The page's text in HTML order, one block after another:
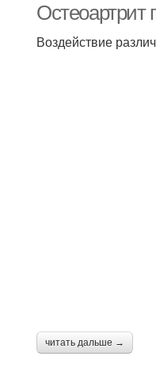
Остеоартрит
Воздействие
читать дальше →